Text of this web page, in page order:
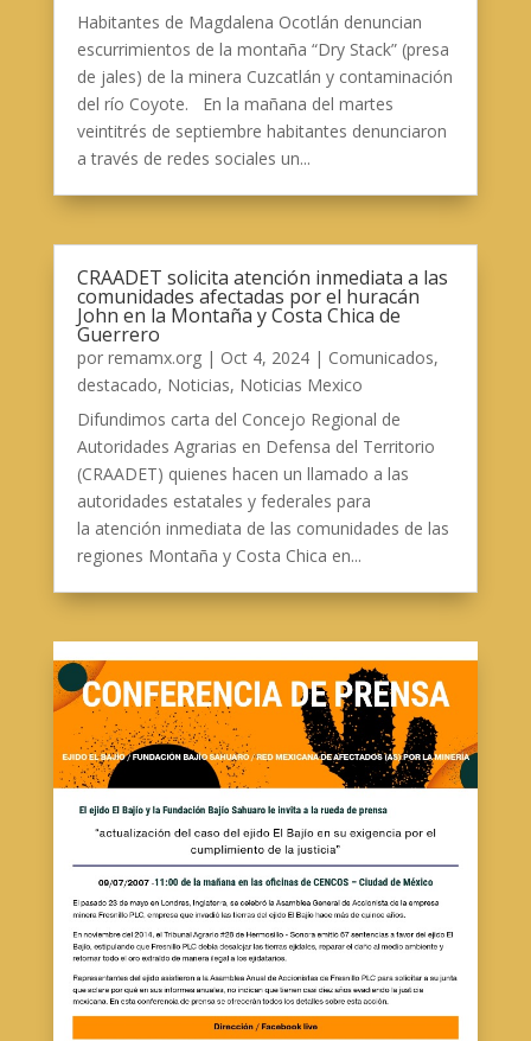
Habitantes de Magdalena Ocotlán denuncian
escurrimientos de la montaña “Dry Stack” (presa
de jales) de la minera Cuzcatlán y contaminación
del río Coyote. En la mañana del martes
veintitrés de septiembre habitantes denunciaron
a través de redes sociales un...
CRAADET solicita atención inmediata a las
comunidades afectadas por el huracán
John en la Montaña y Costa Chica de
Guerrero
por remamx.org| Oct 4, 2024| Comunicados,
destacado, Noticias, Noticias Mexico
Difundimos carta del Concejo Regional de
Autoridades Agrarias en Defensa del Territorio
(CRAADET) quienes hacen un llamado a las
autoridades estatales y federales para
la atención inmediata de las comunidades de las
regiones Montaña y Costa Chica en...